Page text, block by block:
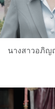
นางสาวอภิญ